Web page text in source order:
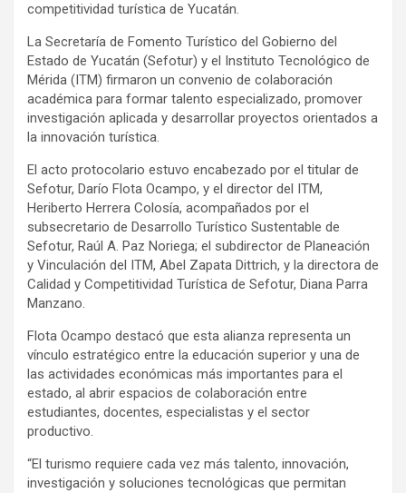
competitividad turística de Yucatán.
La Secretaría de Fomento Turístico del Gobierno del
Estado de Yucatán (Sefotur) y el Instituto Tecnológico de
Mérida (ITM) firmaron un convenio de colaboración
académica para formar talento especializado, promover
investigación aplicada y desarrollar proyectos orientados a
la innovación turística.
El acto protocolario estuvo encabezado por el titular de
Sefotur, Darío Flota Ocampo, y el director del ITM,
Heriberto Herrera Colosía, acompañados por el
subsecretario de Desarrollo Turístico Sustentable de
Sefotur, Raúl A. Paz Noriega; el subdirector de Planeación
y Vinculación del ITM, Abel Zapata Dittrich, y la directora de
Calidad y Competitividad Turística de Sefotur, Diana Parra
Manzano.
Flota Ocampo destacó que esta alianza representa un
vínculo estratégico entre la educación superior y una de
las actividades económicas más importantes para el
estado, al abrir espacios de colaboración entre
estudiantes, docentes, especialistas y el sector
productivo.
“El turismo requiere cada vez más talento, innovación,
investigación y soluciones tecnológicas que permitan